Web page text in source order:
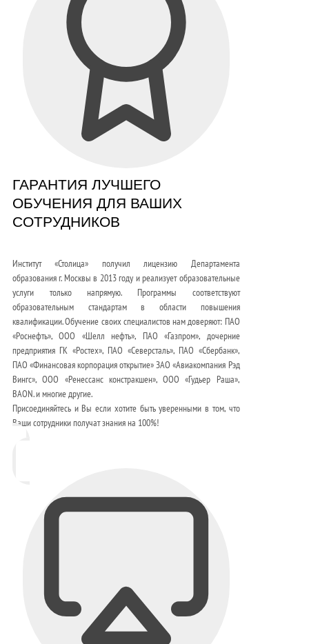
ГАРАНТИЯ ЛУЧШЕГО
ОБУЧЕНИЯ ДЛЯ ВАШИХ
СОТРУДНИКОВ
Институт «Столица» получил лицензию Департамента
образования г. Москвы в 2013 году и реализует образовательные
услуги только напрямую. Программы соответствуют
образовательным стандартам в области повышения
квалификации. Обучение своих специалистов нам доверяют: ПАО
«Роснефть», ООО «Шелл нефть», ПАО «Газпром», дочерние
предприятия ГК «Ростех», ПАО «Северсталь», ПАО «Сбербанк»,
ПАО «Финансовая корпорация открытие» ЗАО «Авиакомпания Рэд
Вингс», ООО «Ренессанс констракшен», ООО «Гудьер Раша»,
BAON. и многие другие.
Присоединяйтесь и Вы если хотите быть уверенными в том, что
Ваши сотрудники получат знания на 100%!